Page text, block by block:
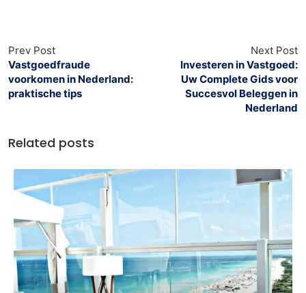
Prev Post
Vastgoedfraude
voorkomen in Nederland:
praktische tips
Next Post
Investeren in Vastgoed:
Uw Complete Gids voor
Succesvol Beleggen in
Nederland
Related posts